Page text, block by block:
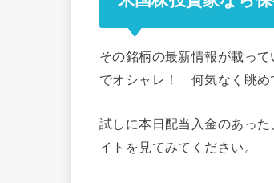
その銘柄の最新情報が載っ
でオシャレ！ 何気なく眺め
試しに本日配当入金のあっ
イトを見てみてください。